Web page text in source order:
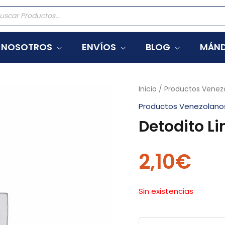
NOSOTROS ENVÍOS BLOG
Inicio /Productos
Productos
Detodito
2,10€
Sin existencias